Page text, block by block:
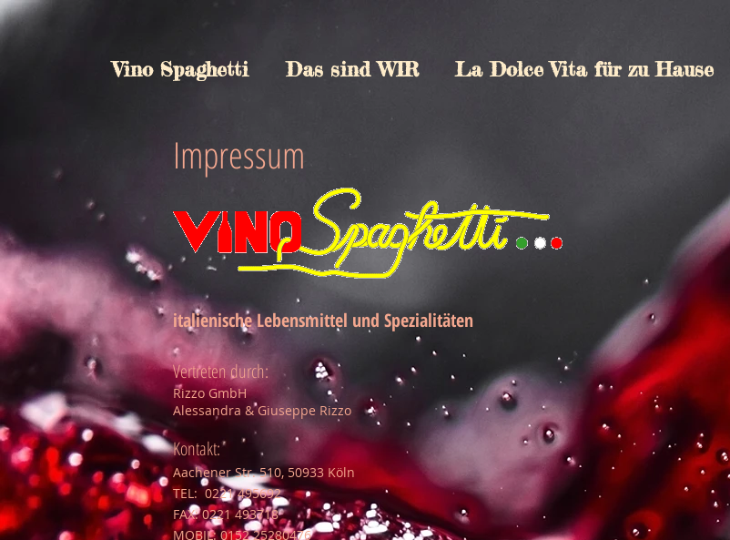
Vino Spaghetti Das sind WIR La Dolce Vita für zu Hause
Impressum
italienische Lebensmittel und Spezialitäten
Vertreten durch:
Rizzo GmbH
Alessandra & Giuseppe Rizzo
Kontakt:
Aachener Str. 510, 50933 Köln
TEL: 0221 495692
FAX: 0221 493718
MOBIL: 0152 25280476